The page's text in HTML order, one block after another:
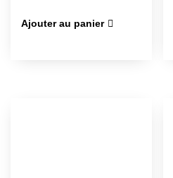
Ajouter au panier